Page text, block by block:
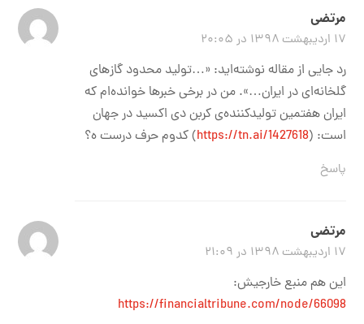
مرتضی
۱۷ اردیبهشت ۱۳۹۸ در ۲۰:۰۵
رد جایی از مقاله نوشته‌اید: «…تولید محدود گازهای
گلخانه‌ای در ایران…». من در برخی خبرها خوانده‌ام که
ایران هفتمین تولیدکننده‌ی کربن دی اکسید در جهان
است: (https://tn.ai/1427618) کدوم حرف درست ه؟
پاسخ
مرتضی
۱۷ اردیبهشت ۱۳۹۸ در ۲۱:۰۹
این هم منبع خارجیش:
https://financialtribune.com/node/66098